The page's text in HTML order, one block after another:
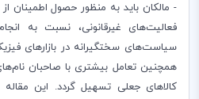
- مالکان باید به منظور حصول اطمینان
فعالیت‌های غیرقانونی، نسبت به
سیاست‌های سختگیرانه در بازارهای
همچنین تعامل بیشتری با صاحبان
کالاهای جعلی تسهیل گردد. این مقاله